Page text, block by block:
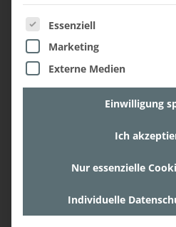
STUDIO
StudioSollenau
Faustmann
angesehenen
uns, Sie in
Studios
Es folgt eine Liste der
Essenziell
Marketing
Externe Medien
Einwilligung
Ich
Nur essenzielle
Individuelle